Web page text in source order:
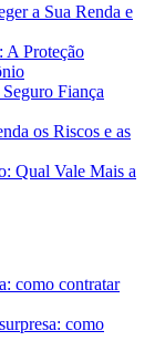
a Sua Renda e
A Proteção
Fiança
os Riscos e as
Qual Vale Mais a
como contratar
como